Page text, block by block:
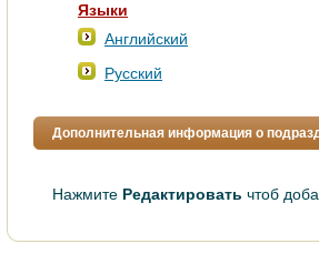
Языки
Английский
Русский
Дополнительная информация о
Нажмите Редактировать чтоб